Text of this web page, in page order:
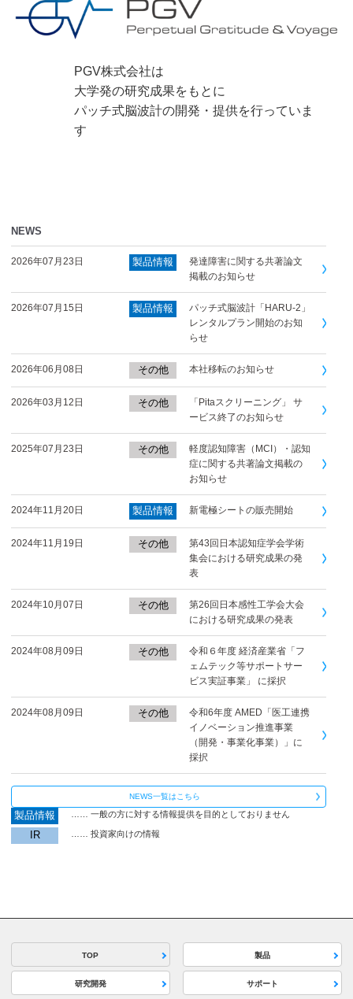
PGV株式会社は
大学発の研究成果をもとに
パッチ式脳波計の開発・提供を行っていま
す
NEWS
2026年07月23日 製品情報
発達障害に関する共著論文
掲載のお知らせ
2026年07月15日 製品情報
パッチ式脳波計「HARU-2」
レンタルプラン開始のお知
らせ
2026年06月08日 その他 本社移転のお知らせ
2026年03月12日 その他
「Pitaスクリーニング」 サ
ービス終了のお知らせ
2025年07月23日 その他
軽度認知障害（MCI）・認知
症に関する共著論文掲載の
お知らせ
2024年11月20日 製品情報 新電極シートの販売開始
2024年11月19日 その他
第43回日本認知症学会学術
集会における研究成果の発
表
2024年10月07日 その他
第26回日本感性工学会大会
における研究成果の発表
2024年08月09日 その他
令和６年度 経済産業省「フ
ェムテック等サポートサー
ビス実証事業」 に採択
2024年08月09日 その他
令和6年度 AMED「医工連携
イノベーション推進事業
（開発・事業化事業）」に
採択
NEWS一覧はこちら
製品情報 …… 一般の方に対する情報提供を目的としておりません
IR …… 投資家向けの情報
TOP 製品
研究開発 サポート